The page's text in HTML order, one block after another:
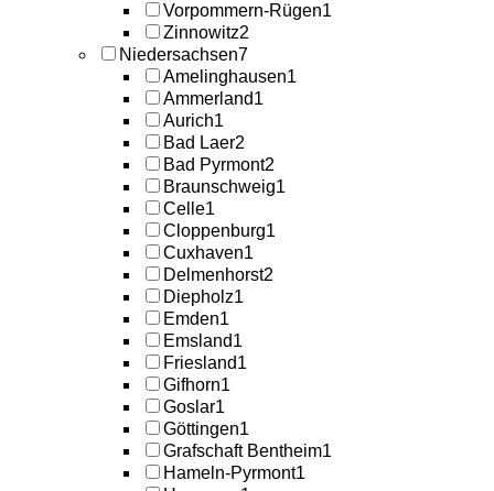
Vorpommern-Rügen1
Zinnowitz2
Niedersachsen7
Amelinghausen1
Ammerland1
Aurich1
Bad Laer2
Bad Pyrmont2
Braunschweig1
Celle1
Cloppenburg1
Cuxhaven1
Delmenhorst2
Diepholz1
Emden1
Emsland1
Friesland1
Gifhorn1
Goslar1
Göttingen1
Grafschaft Bentheim1
Hameln-Pyrmont1